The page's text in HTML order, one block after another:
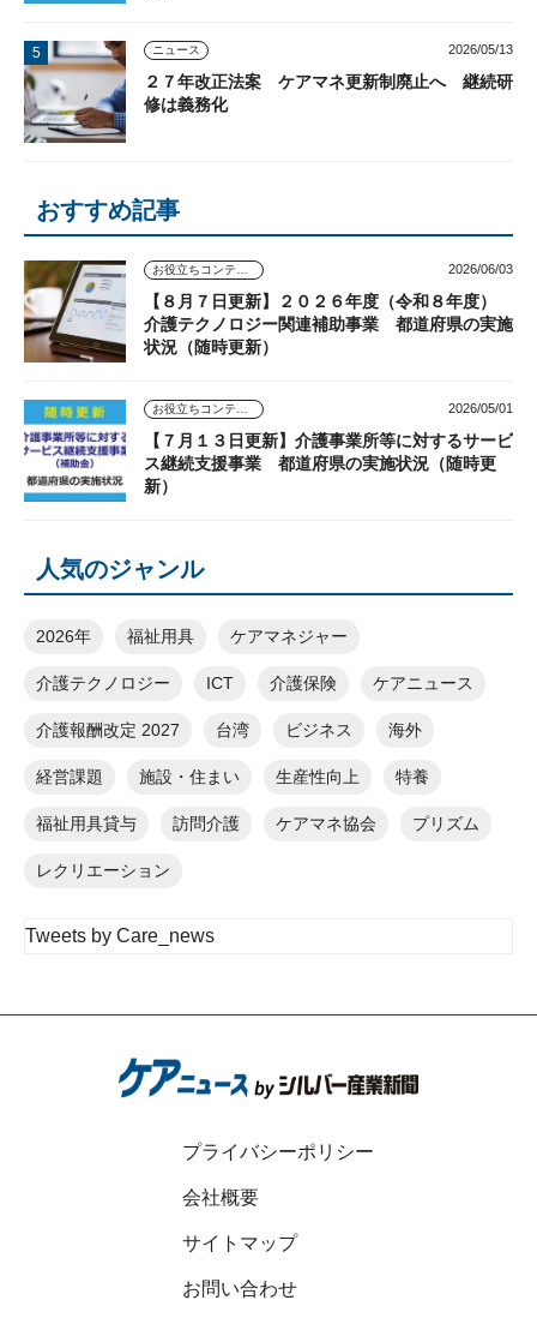
ニュース 2026/05/13
２７年改正法案 ケアマネ更新制廃止へ 継続研
修は義務化
おすすめ記事
お役立ちコンテンツ 2026/06/03
【８月７日更新】２０２６年度（令和８年度）
介護テクノロジー関連補助事業 都道府県の実施
状況（随時更新）
お役立ちコンテンツ 2026/05/01
【７月１３日更新】介護事業所等に対するサービ
ス継続支援事業 都道府県の実施状況（随時更
新）
人気のジャンル
2026年 福祉用具 ケアマネジャー
介護テクノロジー ICT 介護保険 ケアニュース
介護報酬改定 2027 台湾 ビジネス 海外
経営課題 施設・住まい 生産性向上 特養
福祉用具貸与 訪問介護 ケアマネ協会 プリズム
レクリエーション
Tweets by Care_news
プライバシーポリシー
会社概要
サイトマップ
お問い合わせ